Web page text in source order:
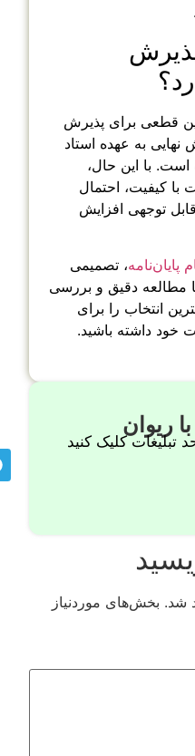
قطعی برای پذیرش
نهایی به عهده استاد
است. با این حال،
با کیفیت، احتمال
توجهی افزایش
پایان‌نامه، تصمیمی
مطالعه دقیق و بررسی
انتخاب را برای
خود داشته باشید.
ریوان
تبلیغات کلیک کنید
شد. بخش‌های موردنیاز